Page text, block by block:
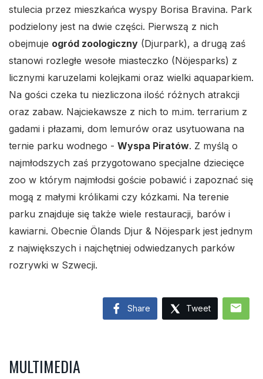
stulecia przez mieszkańca wyspy Borisa Bravina. Park
podzielony jest na dwie części. Pierwszą z nich
obejmuje ogród zoologiczny (Djurpark), a drugą zaś
stanowi rozległe wesołe miasteczko (Nöjesparks) z
licznymi karuzelami kolejkami oraz wielki aquaparkiem.
Na gości czeka tu niezliczona ilość różnych atrakcji
oraz zabaw. Najciekawsze z nich to m.im. terrarium z
gadami i płazami, dom lemurów oraz usytuowana na
ternie parku wodnego - Wyspa Piratów. Z myślą o
najmłodszych zaś przygotowano specjalne dziecięce
zoo w którym najmłodsi goście pobawić i zapoznać się
mogą z małymi królikami czy kózkami. Na terenie
parku znajduje się także wiele restauracji, barów i
kawiarni. Obecnie Ölands Djur & Nöjespark jest jednym
z największych i najchętniej odwiedzanych parków
rozrywki w Szwecji.
Share Tweet mail
MULTIMEDIA